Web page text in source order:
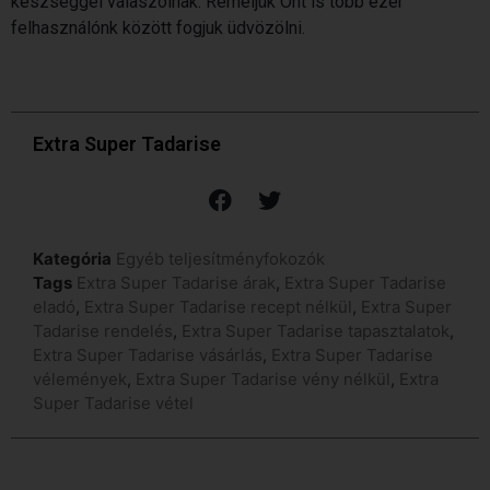
felhasználónk között fogjuk üdvözölni.
Extra Super Tadarise
Kategória Egyéb teljesítményfokozók
Tags Extra Super Tadarise árak, Extra Super Tadarise
eladó, Extra Super Tadarise recept nélkül , Extra Super
Tadarise rendelés, Extra Super Tadarise tapasztalatok,
Extra Super Tadarise vásárlás, Extra Super Tadarise
vélemények, Extra Super Tadarise vény nélkül , Extra
Super Tadarise vétel